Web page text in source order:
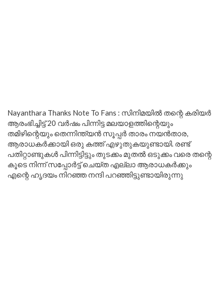
Nayanthara Thanks Note To Fans : സിനിമയിൽ തന്റെ കരിയർ
ആരംഭിച്ചിട്ട് 20 വർഷം പിന്നിട്ട മലയാളത്തിന്റെയും
തമിഴിന്റെയും തെന്നിന്ത്യൻ സൂപ്പർ താരം നയൻതാര,
ആരാധകർക്കായി ഒരു കത്ത് എഴുതുകയുണ്ടായി. രണ്ട്
പതിറ്റാണ്ടുകൾ പിന്നിട്ടിട്ടും തുടക്കം മുതൽ ഒടുക്കം വരെ തന്റെ
കൂടെ നിന്ന് സപ്പോർട്ട് ചെയ്ത എല്ലാ ആരാധകർക്കും
എന്റെ ഹൃദയം നിറഞ്ഞ നന്ദി പറഞ്ഞിട്ടുണ്ടായിരുന്നു